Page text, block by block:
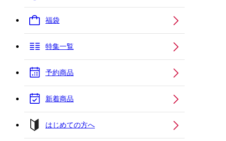
福袋
特集一覧
予約商品
新着商品
はじめての方へ